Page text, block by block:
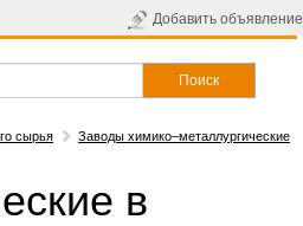
Добавить объявление
Поиск
сырья
Заводы химико–металлургические
в